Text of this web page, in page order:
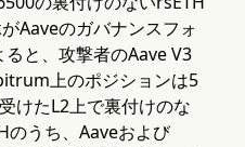
Aaveのガバナンスフォ
と、攻撃者のAave V3
上のポジションは5
けたL2上で裏付けのな
のうち、Aaveおよび